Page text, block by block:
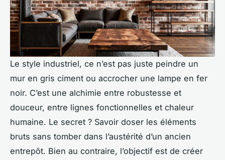
Le style industriel, ce n’est pas juste peindre un
mur en gris ciment ou accrocher une lampe en fer
noir. C’est une alchimie entre robustesse et
douceur, entre lignes fonctionnelles et chaleur
humaine. Le secret ? Savoir doser les éléments
bruts sans tomber dans l’austérité d’un ancien
entrepôt. Bien au contraire, l’objectif est de créer